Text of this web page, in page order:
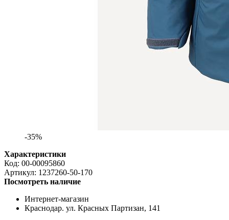
-35%
Характеристики
Код: 00-00095860
Артикул: 1237260-50-170
Посмотреть наличие
Интернет-магазин
Краснодар. ул. Красных Партизан, 141